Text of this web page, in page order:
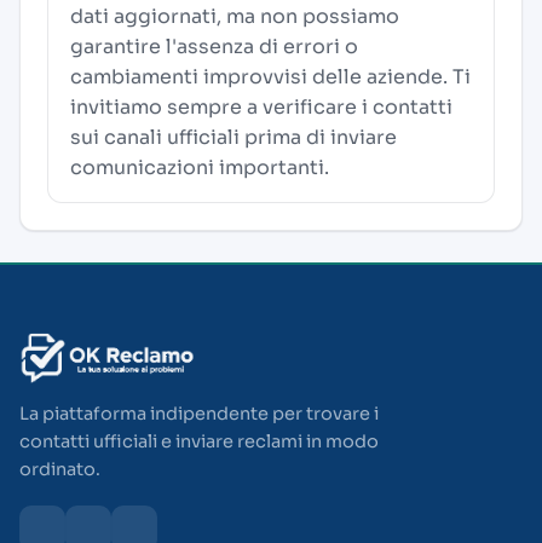
dati aggiornati, ma non possiamo
garantire l'assenza di errori o
cambiamenti improvvisi delle aziende. Ti
invitiamo sempre a verificare i contatti
sui canali ufficiali prima di inviare
comunicazioni importanti.
La piattaforma indipendente per trovare i
contatti ufficiali e inviare reclami in modo
ordinato.